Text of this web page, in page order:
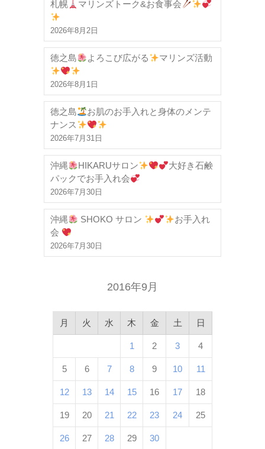
札幌 マリンズトーク&お食事会
2026年8月2日
徳之島 よろこび広がる マリンズ活動
2026年8月1日
徳之島
お肌のお手入れと身体のメンテ
ナンス
2026年7月31日
沖縄 HIKARUサロン
大好き石鹸
パックでお手入れ会
2026年7月30日
沖縄 SHOKO サロン
お手入れ
会
2026年7月30日
2016年9月
月 火 水 木 金 土 日
1 2 3 4
5 6 7 8 9 10 11
12 13 14 15 16 17 18
19 20 21 22 23 24 25
26 27 28 29
30